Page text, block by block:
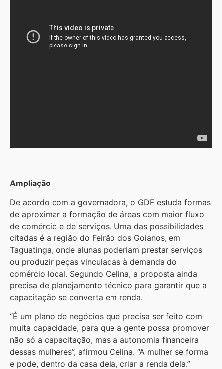
Ampliação
De acordo com a governadora, o GDF estuda formas
de aproximar a formação de áreas com maior fluxo
de comércio e de serviços. Uma das possibilidades
citadas é a região do Feirão dos Goianos, em
Taguatinga, onde alunas poderiam prestar serviços
ou produzir peças vinculadas à demanda do
comércio local. Segundo Celina, a proposta ainda
precisa de planejamento técnico para garantir que a
capacitação se converta em renda.
“É um plano de negócios que precisa ser feito com
muita capacidade, para que a gente possa promover
não só a capacitação, mas a autonomia financeira
dessas mulheres”, afirmou Celina. “A mulher se forma
e pode, dentro da casa dela, criar a renda dela.”